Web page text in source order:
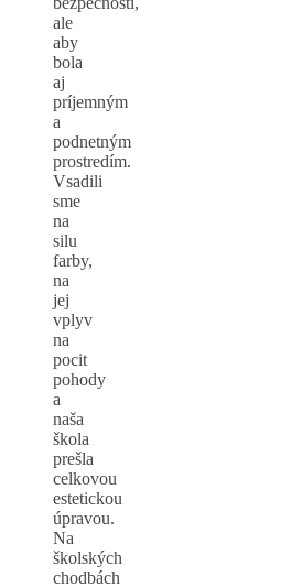
ale
aby
bola
aj
príjemným
a
podnetným
prostredím.
Vsadili
sme
na
silu
farby,
na
jej
vplyv
na
pocit
pohody
a
naša
škola
prešla
celkovou
estetickou
úpravou.
Na
školských
chodbách